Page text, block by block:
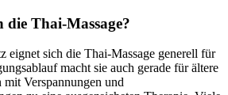
die Thai-Massage?
eignet sich die Thai-Massage generell für
macht sie auch gerade für ältere
mit Verspannungen und